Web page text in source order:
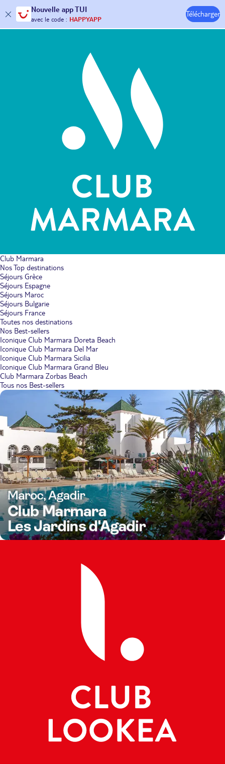
Nouvelle app TUI
30€ offerts*sur votrevoyage !
avec le code :HAPPYAPP
Télécharger
Hôtels & Clubs
Club Marmara
Nos Top destinations
Séjours Grèce
Séjours Espagne
Séjours Maroc
Séjours Bulgarie
Séjours France
Toutes nos destinations
Nos Best-sellers
Iconique Club Marmara Doreta Beach
Iconique Club Marmara Del Mar
Iconique Club Marmara Sicilia
Iconique Club Marmara Grand Bleu
Club Marmara Zorbas Beach
Tous nos Best-sellers